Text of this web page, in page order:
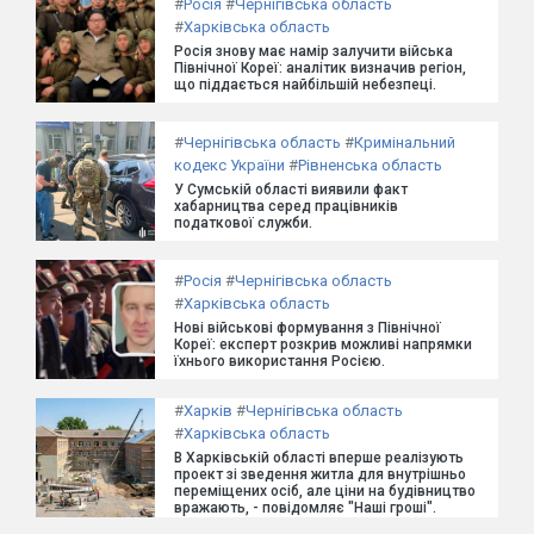
#Росія #Чернігівська область
#Харківська область
Росія знову має намір залучити війська
Північної Кореї: аналітик визначив регіон,
що піддається найбільшій небезпеці.
#Чернігівська область #Кримінальний
кодекс України #Рівненська область
У Сумській області виявили факт
хабарництва серед працівників
податкової служби.
#Росія #Чернігівська область
#Харківська область
Нові військові формування з Північної
Кореї: експерт розкрив можливі напрямки
їхнього використання Росією.
#Харків #Чернігівська область
#Харківська область
В Харківській області вперше реалізують
проект зі зведення житла для внутрішньо
переміщених осіб, але ціни на будівництво
вражають, - повідомляє "Наші гроші".